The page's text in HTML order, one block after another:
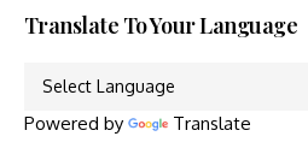
Translate To Your Language
Powered by Translate